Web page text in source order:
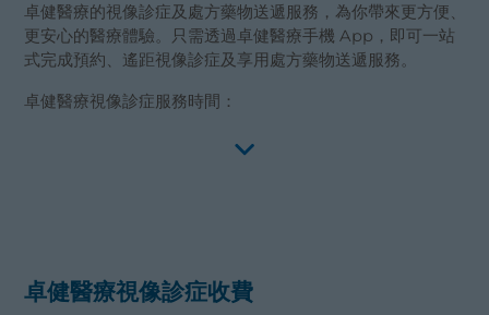
卓健醫療的視像診症及處方藥物送遞服務，為你帶來更方便、
更安心的醫療體驗。只需透過卓健醫療手機 App ，即可一站
式完成預約、遙距視像診症及享用處方藥物送遞服務。
卓健醫療視像診症服務時間：
卓健醫療視像診症收費